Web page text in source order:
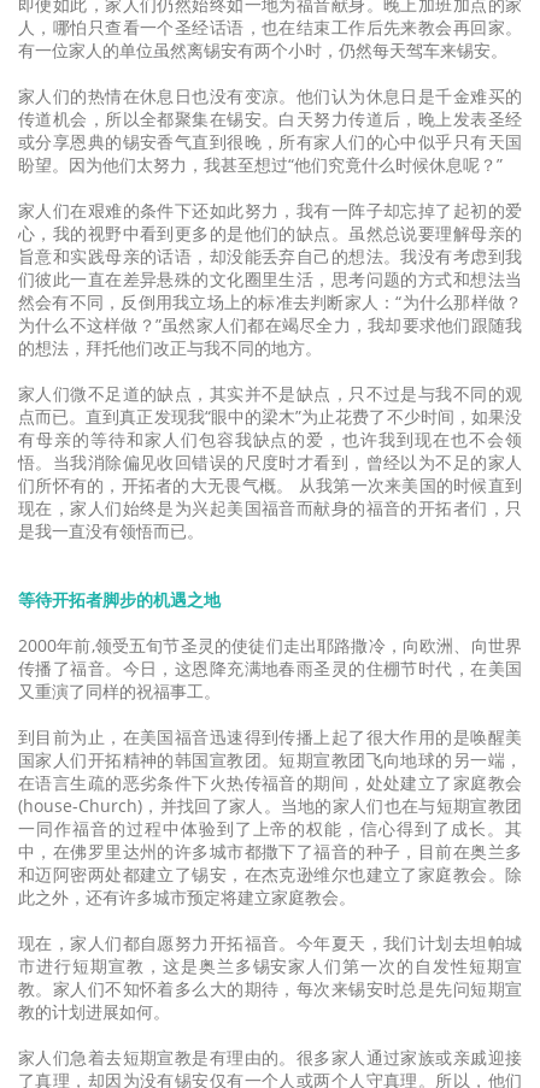
即便如此，家人们仍然始终如一地为福音献身。晚上加班加点的家
人，哪怕只查看一个圣经话语，也在结束工作后先来教会再回家。
有一位家人的单位虽然离锡安有两个小时，仍然每天驾车来锡安。
家人们的热情在休息日也没有变凉。他们认为休息日是千金难买的
传道机会，所以全都聚集在锡安。白天努力传道后，晚上发表圣经
或分享恩典的锡安香气直到很晚，所有家人们的心中似乎只有天国
盼望。因为他们太努力，我甚至想过“他们究竟什么时候休息呢？”
家人们在艰难的条件下还如此努力，我有一阵子却忘掉了起初的爱
心，我的视野中看到更多的是他们的缺点。虽然总说要理解母亲的
旨意和实践母亲的话语，却没能丢弃自己的想法。我没有考虑到我
们彼此一直在差异悬殊的文化圈里生活，思考问题的方式和想法当
然会有不同，反倒用我立场上的标准去判断家人：“为什么那样做？
为什么不这样做？”虽然家人们都在竭尽全力，我却要求他们跟随我
的想法，拜托他们改正与我不同的地方。
家人们微不足道的缺点，其实并不是缺点，只不过是与我不同的观
点而已。直到真正发现我“眼中的梁木”为止花费了不少时间，如果没
有母亲的等待和家人们包容我缺点的爱，也许我到现在也不会领
悟。当我消除偏见收回错误的尺度时才看到，曾经以为不足的家人
们所怀有的，开拓者的大无畏气概。 从我第一次来美国的时候直到
现在，家人们始终是为兴起美国福音而献身的福音的开拓者们，只
是我一直没有领悟而已。
等待开拓者脚步的机遇之地
2000年前,领受五旬节圣灵的使徒们走出耶路撒冷，向欧洲、向世界
传播了福音。今日，这恩降充满地春雨圣灵的住棚节时代，在美国
又重演了同样的祝福事工。
到目前为止，在美国福音迅速得到传播上起了很大作用的是唤醒美
国家人们开拓精神的韩国宣教团。短期宣教团飞向地球的另一端，
在语言生疏的恶劣条件下火热传福音的期间，处处建立了家庭教会
(house-Church)，并找回了家人。当地的家人们也在与短期宣教团
一同作福音的过程中体验到了上帝的权能，信心得到了成长。其
中，在佛罗里达州的许多城市都撒下了福音的种子，目前在奥兰多
和迈阿密两处都建立了锡安，在杰克逊维尔也建立了家庭教会。除
此之外，还有许多城市预定将建立家庭教会。
现在，家人们都自愿努力开拓福音。今年夏天，我们计划去坦帕城
市进行短期宣教，这是奥兰多锡安家人们第一次的自发性短期宣
教。家人们不知怀着多么大的期待，每次来锡安时总是先问短期宣
教的计划进展如何。
家人们急着去短期宣教是有理由的。很多家人通过家族或亲戚迎接
了真理，却因为没有锡安仅有一个人或两个人守真理。所以，他们